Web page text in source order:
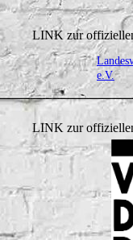
LINK zur
e.V.
LINK zur